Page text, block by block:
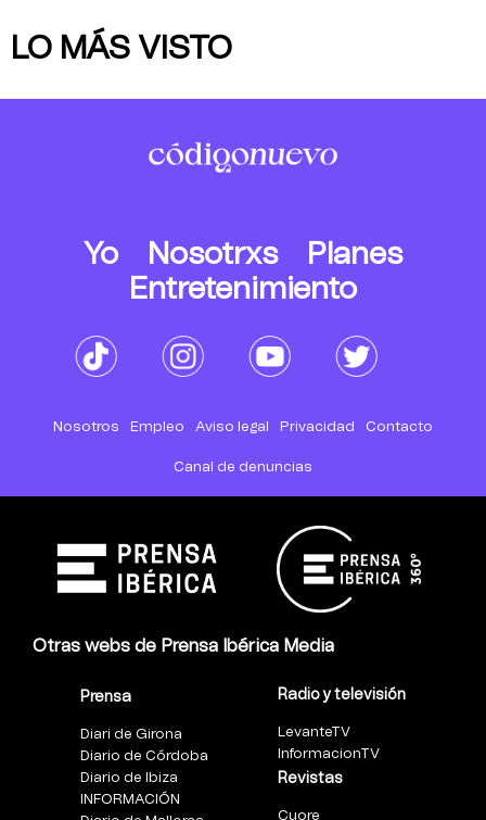
LO MÁS VISTO
Yo Nosotrxs
Planes
Entretenimiento
Nosotros Empleo Aviso legal Privacidad Contacto
Canal de denuncias
Otras webs de Prensa Ibérica Media
Prensa
Diari de Girona
Diario de Córdoba
Diario de Ibiza
INFORMACIÓN
Radio y televisión
LevanteTV
InformacionTV
Revistas
Cuore